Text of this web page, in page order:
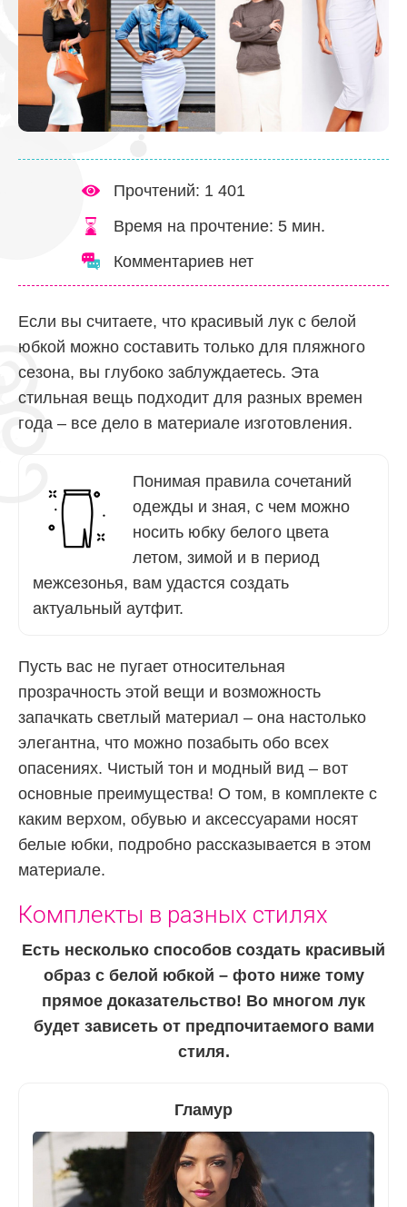
Прочтений: 1 401
Время на прочтение: 5 мин.
Комментариев нет
Если вы считаете, что красивый лук с белой
юбкой можно составить только для пляжного
сезона, вы глубоко заблуждаетесь. Эта
стильная вещь подходит для разных времен
года – все дело в материале изготовления.
Понимая правила сочетаний
одежды и зная, с чем можно
носить юбку белого цвета
летом, зимой и в период
межсезонья, вам удастся создать
актуальный аутфит.
Пусть вас не пугает относительная
прозрачность этой вещи и возможность
запачкать светлый материал – она настолько
элегантна, что можно позабыть обо всех
опасениях. Чистый тон и модный вид – вот
основные преимущества! О том, в комплекте с
каким верхом, обувью и аксессуарами носят
белые юбки, подробно рассказывается в этом
материале.
Комплекты в разных стилях
Есть несколько способов создать красивый
образ с белой юбкой – фото ниже тому
прямое доказательство! Во многом лук
будет зависеть от предпочитаемого вами
стиля.
Гламур